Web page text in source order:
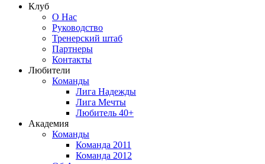
Клуб
О Нас
Руководство
Тренерский штаб
Партнеры
Контакты
Любители
Команды
Лига Надежды
Лига Мечты
Любитель 40+
Академия
Команды
Команда 2011
Команда 2012